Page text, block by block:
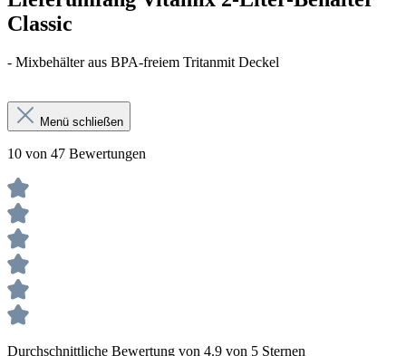
Classic
- Mixbehälter aus BPA-freiem Tritanmit Deckel
Menü schließen
10 von 47 Bewertungen
Durchschnittliche Bewertung von 4.9 von 5 Sternen